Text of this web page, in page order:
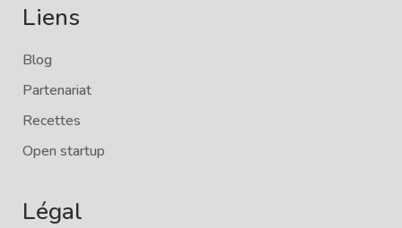
Liens
Blog
Partenariat
Recettes
Open startup
Légal